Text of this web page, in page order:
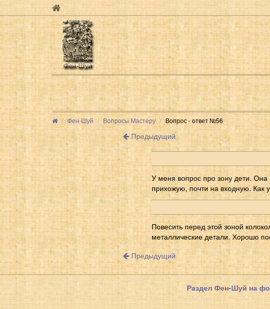
Фен-Шуй Вопросы Мастеру Вопрос - ответ №56
Предыдущий
У меня вопрос про зону дети.
прихожую, почти на входную. Как
Повесить перед этой зоной
металлические детали. Хорошо
Предыдущий
Раздел Фен-Шуй на